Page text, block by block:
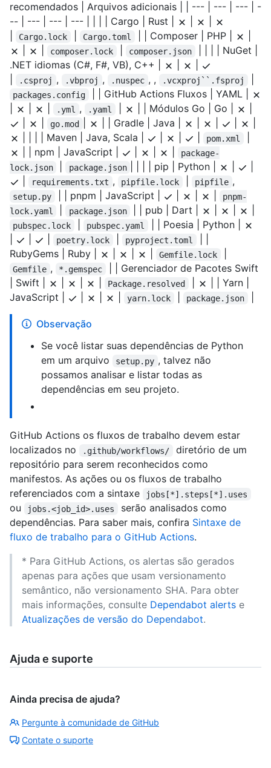
recomendados | Arquivos adicionais | | --- | --- | --- | -
-- | --- | --- | --- | | | | Cargo | Rust |
Cargo.lock Cargo.toml | | Composer | PHP |
composer.lock composer.json
| | | | NuGet |
.NET idiomas (C#, F#, VB), C++ |
.csproj , .vbproj , .nuspec , , .vcxproj``.fsproj
packages.config
| | GitHub Actions Fluxos | YAML |
.yml , .yaml | | Módulos Go | Go |
go.mod | | Gradle | Java |
| | | | Maven | Java, Scala |
pom.xml
| | npm | JavaScript |
package-
lock.json
package.json | | | | pip | Python |
requirements.txt , pipfile.lock pipfile ,
setup.py | | pnpm | JavaScript |
pnpm-
lock.yaml
package.json | | pub | Dart |
pubspec.lock pubspec.yaml
| | Poesia | Python |
poetry.lock pyproject.toml
RubyGems | Ruby |
Gemfile.lock
Gemfile , *.gemspec
| | Gerenciador de Pacotes Swift
| Swift |
Package.resolved
| | Yarn |
JavaScript |
yarn.lock package.json
Observação
Se você listar suas dependências de Python
em um arquivo
setup.py , talvez não
possamos analisar e listar todas as
dependências em seu projeto.
GitHub Actions os fluxos de trabalho devem estar
localizados no
.github/workflows/
diretório de um
repositório para serem reconhecidos como
manifestos. As ações ou os fluxos de trabalho
referenciados com a sintaxe
jobs[*].steps[*].uses
ou jobs.<job_id>.uses
serão analisados como
dependências. Para saber mais, confira Sintaxe de
fluxo de trabalho para o GitHub Actions.
* Para GitHub Actions, os alertas são gerados
apenas para ações que usam versionamento
semântico, não versionamento SHA. Para obter
mais informações, consulte Dependabot alerts e
Atualizações de versão do Dependabot.
Ajuda e suporte
Ainda precisa de ajuda?
Pergunte à comunidade de GitHub
Contate o suporte